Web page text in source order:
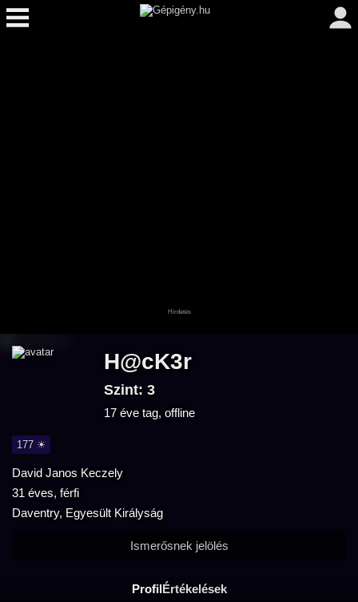
H@cK3r
Szint: 3
17 éve tag, offline
177 ☀
David Janos Keczely
31 éves, férfi
Daventry, Egyesült Királyság
ProfilÉrtékelések
Ismerősnek jelölés